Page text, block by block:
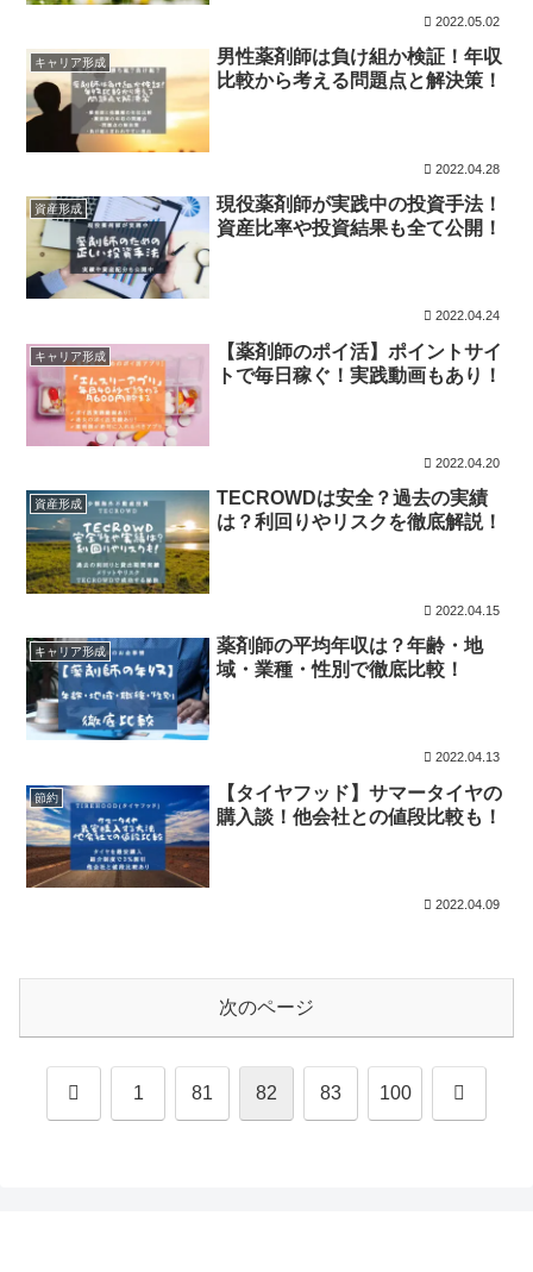
2022.05.02
キャリア形成
男性薬剤師は負け組か検証！年収
比較から考える問題点と解決策！
2022.04.28
資産形成
現役薬剤師が実践中の投資手法！
資産比率や投資結果も全て公開！
2022.04.24
キャリア形成
【薬剤師のポイ活】ポイントサイ
トで毎日稼ぐ！実践動画もあり！
2022.04.20
資産形成
TECROWDは安全？過去の実績
は？利回りやリスクを徹底解説！
2022.04.15
キャリア形成
薬剤師の平均年収は？年齢・地
域・業種・性別で徹底比較！
2022.04.13
節約
【タイヤフッド】サマータイヤの
購入談！他会社との値段比較も！
2022.04.09
次のページ
前 1 81 82 83 100 次